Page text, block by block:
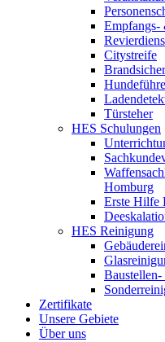
Empfangs-
Citystreife
Türsteher
HES Schulungen
Homburg
Erste Hilfe
HES Reinigung
Zertifikate
Unsere Gebiete
Über uns